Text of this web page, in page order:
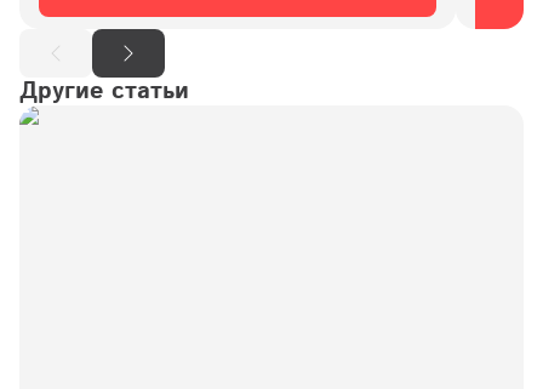
Другие статьи